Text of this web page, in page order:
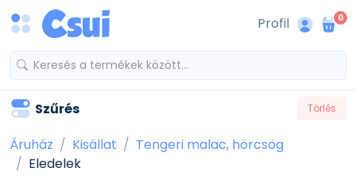
Profil 0
Szűrés Törlés
Áruház Kisállat
Tengeri malac, hörcsög
Eledelek